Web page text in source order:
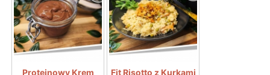
Proteinowy Krem
Fit Risotto z Kurkami